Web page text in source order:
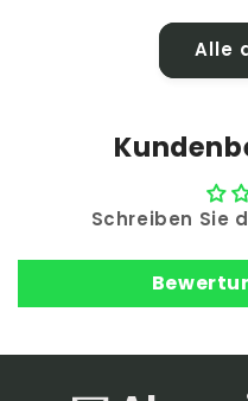
Alle
Schreiben Sie